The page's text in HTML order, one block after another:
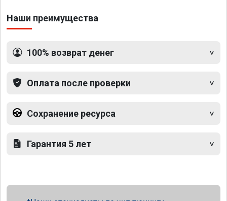
Наши преимущества
100% возврат денег
Оплата после проверки
Сохранение ресурса
Гарантия 5 лет